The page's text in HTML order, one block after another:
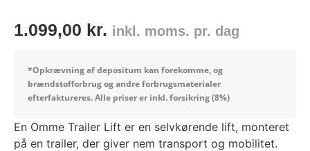
1.099,00 kr. inkl. moms. pr. dag
*Opkrævning af depositum kan forekomme, og
brændstofforbrug og andre forbrugsmaterialer
efterfaktureres.Alle priser er inkl. forsikring (8%)
En Omme Trailer Lift er en selvkørende lift, monteret
på en trailer, der giver nem transport og mobilitet.